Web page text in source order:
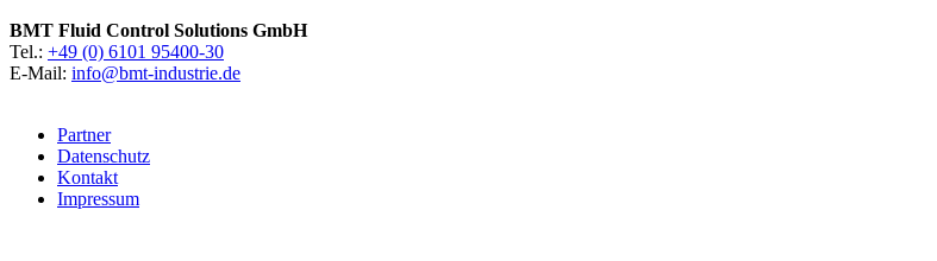
BMT Fluid Control Solutions GmbH
Tel.: +49 (0) 6101 95400-30
E-Mail: info@bmt-industrie.de
Partner
Datenschutz
Kontakt
Impressum